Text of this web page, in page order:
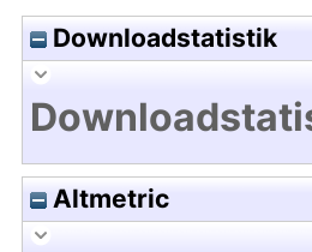
Downloadstatistik
Altmetric